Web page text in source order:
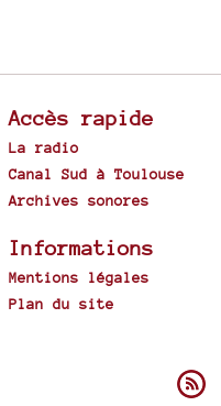
Accès rapide
La radio
Canal Sud à Toulouse
Archives sonores
Informations
Mentions légales
Plan du site